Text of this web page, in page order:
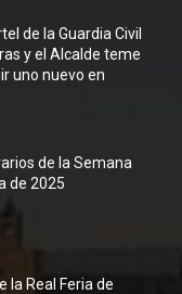
de la Guardia Civil
y el Alcalde teme
uno nuevo en
de la Semana
de 2025
la Real Feria de